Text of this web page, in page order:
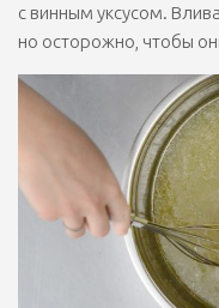
с винным уксусом.
но осторожно, чтобы